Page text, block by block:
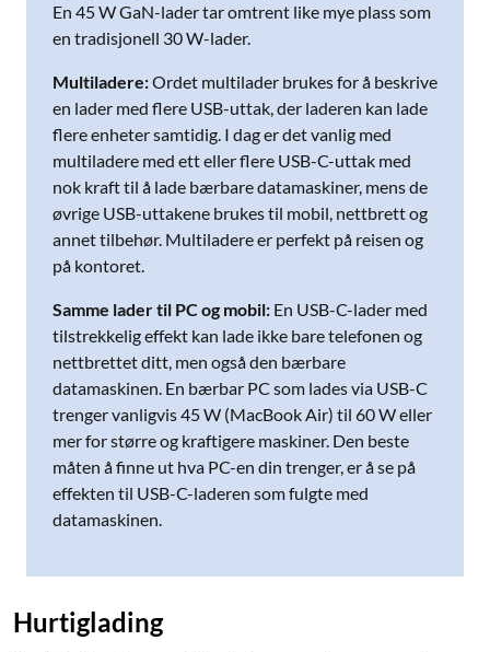
En 45 W GaN-lader tar omtrent like mye plass som
en tradisjonell 30 W-lader.
Multiladere:Ordet multilader brukes for å beskrive
en lader med flere USB-uttak, der laderen kan lade
flere enheter samtidig. I dag er det vanlig med
multiladere med ett eller flere USB-C-uttak med
nok kraft til å lade bærbare datamaskiner, mens de
øvrige USB-uttakene brukes til mobil, nettbrett og
annet tilbehør. Multiladere er perfekt på reisen og
på kontoret.
Samme lader til PC og mobil: En USB-C-lader med
tilstrekkelig effekt kan lade ikke bare telefonen og
nettbrettet ditt, men også den bærbare
datamaskinen. En bærbar PC som lades via USB-C
trenger vanligvis 45 W (MacBook Air) til 60 W eller
mer for større og kraftigere maskiner. Den beste
måten å finne ut hva PC-en din trenger, er å se på
effekten til USB-C-laderen som fulgte med
datamaskinen.
Hurtiglading